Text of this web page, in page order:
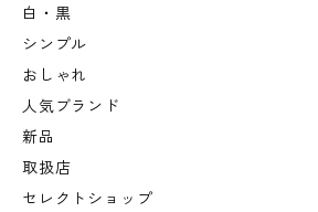
白・黒
シンプル
おしゃれ
人気ブランド
新品
取扱店
セレクトショップ